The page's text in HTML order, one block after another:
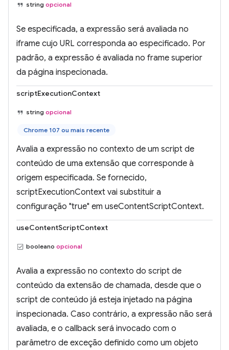
string opcional
Se especificada, a expressão será avaliada no
iframe cujo URL corresponda ao especificado. Por
padrão, a expressão é avaliada no frame superior
da página inspecionada.
scriptExecutionContext
string opcional
Chrome 107 ou mais recente
Avalia a expressão no contexto de um script de
conteúdo de uma extensão que corresponde à
origem especificada. Se fornecido,
scriptExecutionContext vai substituir a
configuração "true" em useContentScriptContext.
useContentScriptContext
booleano opcional
Avalia a expressão no contexto do script de
conteúdo da extensão de chamada, desde que o
script de conteúdo já esteja injetado na página
inspecionada. Caso contrário, a expressão não será
avaliada, e o callback será invocado com o
parâmetro de exceção definido como um objeto